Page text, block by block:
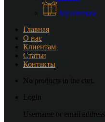
Мужчинам
Главная
О нас
Клиентам
Статьи
Контакты
No products in the cart.
Login
Username or email address